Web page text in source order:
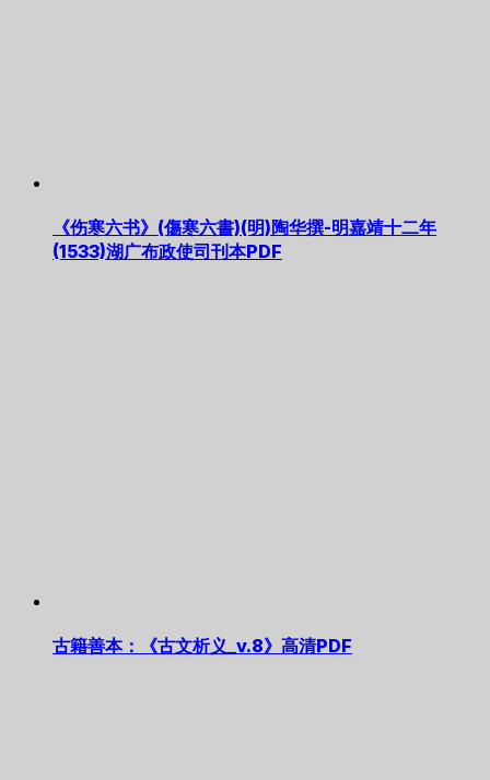
《伤寒六书》(傷寒六書)(明)陶华撰-明嘉靖十二年
(1533)湖广布政使司刊本PDF
古籍善本：《古文析义_v.8》高清PDF